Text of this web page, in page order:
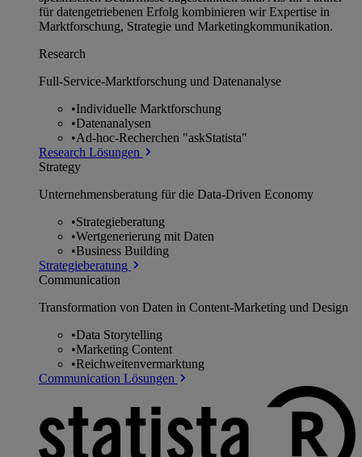
für datengetriebenen Erfolg kombinieren wir Expertise in
Marktforschung, Strategie und Marketingkommunikation.
Research
Full-Service-Marktforschung und Datenanalyse
•Individuelle Marktforschung
•Datenanalysen
•Ad-hoc-Recherchen "askStatista"
Research Lösungen
Strategy
Unternehmens­beratung für die Data-Driven Economy
•Strategieberatung
•Wertgenerierung mit Daten
•Business Building
Strategieberatung
Communication
Transformation von Daten in Content-Marketing und Design
•Data Storytelling
•Marketing Content
•Reichweitenvermarktung
Communication Lösungen